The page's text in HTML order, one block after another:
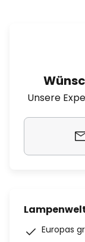
Unsere
Europas